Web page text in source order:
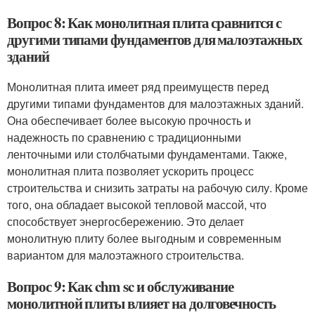
Вопрос 8: Как монолитная плита сравнится с
другими типами фундаментов для малоэтажных
зданий
Монолитная плита имеет ряд преимуществ перед
другими типами фундаментов для малоэтажных зданий.
Она обеспечивает более высокую прочность и
надежность по сравнению с традиционными
ленточными или столбчатыми фундаментами. Также,
монолитная плита позволяет ускорить процесс
строительства и снизить затраты на рабочую силу. Кроме
того, она обладает высокой тепловой массой, что
способствует энергосбережению. Это делает
монолитную плиту более выгодным и современным
вариантом для малоэтажного строительства.
Вопрос 9: Как chm sc и обслуживание
монолитной плиты влияет на долговечность